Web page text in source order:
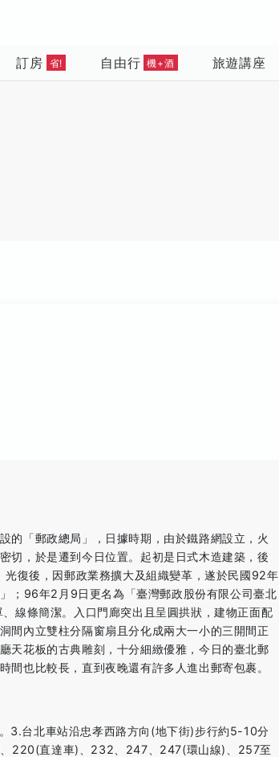
訂房 省! 自由行 機+酒 旅遊講座
的「郵政總局」，日據時期，由於鐵路網設立，火
切，於是遷到今日位置。起初是日式木造建築，後
復後，因郵政業務擴大及組織變革，遂於民國92年
；96年2月9日更名為「臺灣郵政股份有限公司臺北
線條簡潔。入口門廊突出且呈圓拱狀，建物正面配
間內立雙柱分隔窗扇且分化成兩大一小的三開間正
天花板的古典雕刻，十分細緻優雅，今日的臺北郵
間也比較長，直到夜晚還有許多人進出郵寄包裹。
3.台北車站沿忠孝西路方向(地下街)步行約5-10分
220(直達車)、232、247、247(環山線)、257至